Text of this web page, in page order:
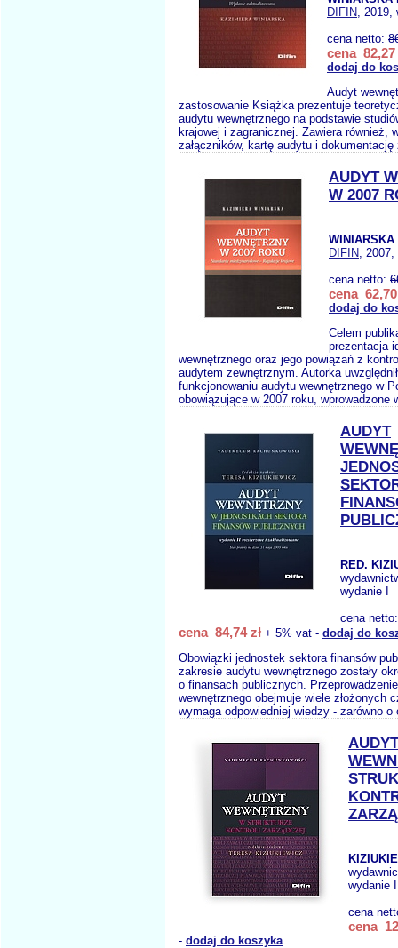
DIFIN, 2019,
cena netto:
cena 82,27
dodaj do
Audyt
zastosowanie Książka prezentuje
audytu wewnętrznego na podstawie
krajowej i zagranicznej. Zawiera również,
załączników, kartę audytu i
AUDYT
W 2007
WINIARSKA
DIFIN, 2007,
cena netto:
cena 62,70
dodaj do
Celem
prezentacja
wewnętrznego oraz jego powiązań z
audytem zewnętrznym. Autorka
funkcjonowaniu audytu wewnętrznego w
obowiązujące w 2007 roku, wprowadzone
AUDYT
RED.
wydanie I
cena
cena 84,74 zł + 5% vat - dodaj do
Obowiązki jednostek sektora finansów
zakresie audytu wewnętrznego zostały
o finansach publicznych.
wewnętrznego obejmuje wiele złożonych
wymaga odpowiedniej wiedzy - zarówno
AUDYT
wydanie I
cena
cena
- dodaj do koszyka